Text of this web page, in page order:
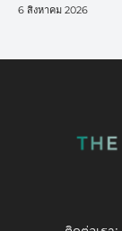
6 สิงหาคม 2026